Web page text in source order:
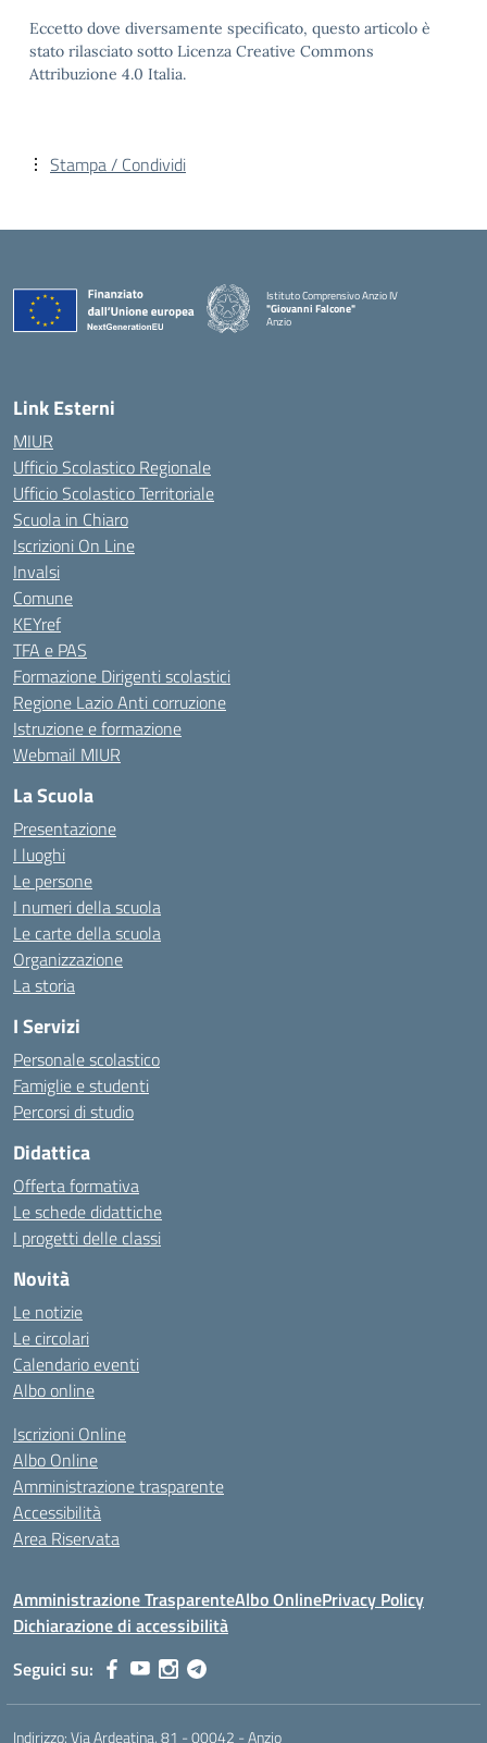
Eccetto dove diversamente specificato, questo articolo è
stato rilasciato sotto Licenza Creative Commons
Attribuzione 4.0 Italia.
Stampa / Condividi
Istituto Comprensivo Anzio IV
"Giovanni Falcone"
Anzio
Link Esterni
MIUR
Ufficio Scolastico Regionale
Ufficio Scolastico Territoriale
Scuola in Chiaro
Iscrizioni On Line
Invalsi
Comune
KEYref
TFA e PAS
Formazione Dirigenti scolastici
Regione Lazio Anti corruzione
Istruzione e formazione
Webmail MIUR
La Scuola
Presentazione
I luoghi
Le persone
I numeri della scuola
Le carte della scuola
Organizzazione
La storia
I Servizi
Personale scolastico
Famiglie e studenti
Percorsi di studio
Didattica
Offerta formativa
Le schede didattiche
I progetti delle classi
Novità
Le notizie
Le circolari
Calendario eventi
Albo online
Iscrizioni Online
Albo Online
Amministrazione trasparente
Accessibilità
Area Riservata
Amministrazione TrasparenteAlbo OnlinePrivacy Policy
Dichiarazione di accessibilità
Seguici su:
Indirizzo:Via Ardeatina, 81 - 00042 - Anzio